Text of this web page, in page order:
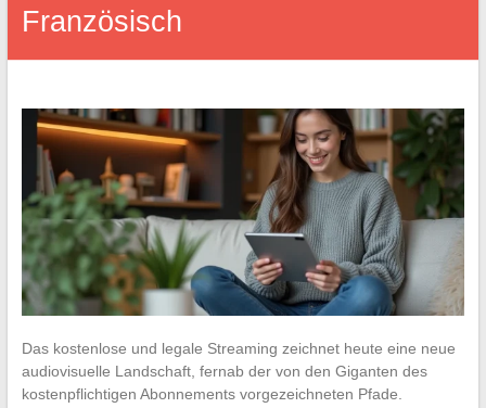
Französisch
Das kostenlose und legale Streaming zeichnet heute eine neue
audiovisuelle Landschaft, fernab der von den Giganten des
kostenpflichtigen Abonnements vorgezeichneten Pfade.